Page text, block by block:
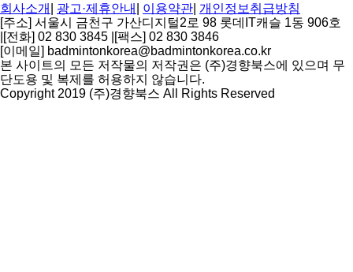
회사소개 광고·제휴안내 이용약관 개인정보취급방침
[주소] 서울시 금천구 가산디지털2로 98 롯데IT캐슬 1동 906호
[전화] 02 830 3845 [팩스] 02 830 3846
[이메일] badmintonkorea@badmintonkorea.co.kr
본 사이트의 모든 저작물의 저작권은 (주)경향북스에 있으며 무
단도용 및 복제를 허용하지 않습니다.
Copyright 2019 (주)경향북스 All Rights Reserved